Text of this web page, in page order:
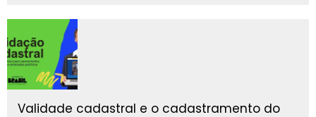
Validade cadastral e o cadastramento do